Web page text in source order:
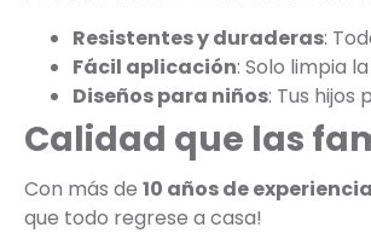
Resistentes y duraderas:
Fácil aplicación: Solo limpia
Diseños para niños: Tus
Calidad que las
Con más de 10 años de experiencia
que todo regrese a casa!